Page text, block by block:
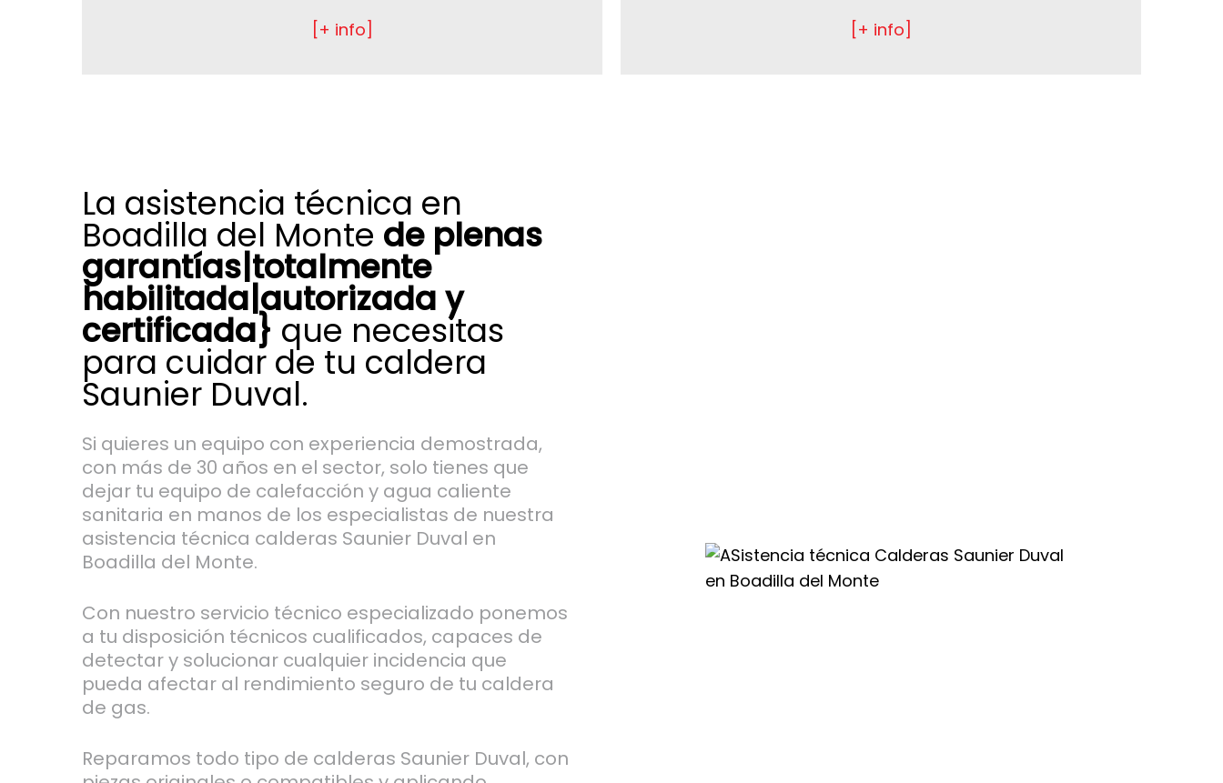
[+ info] [+ info]
La asistencia técnica en
Boadilla del Monte de plenas
garantías|totalmente
habilitada|autorizada y
certificada} que necesitas
para cuidar de tu caldera
Saunier Duval.
Si quieres un equipo con experiencia demostrada,
con más de 30 años en el sector, solo tienes que
dejar tu equipo de calefacción y agua caliente
sanitaria en manos de los especialistas de nuestra
asistencia técnica calderas Saunier Duval en
Boadilla del Monte.
Con nuestro servicio técnico especializado ponemos
a tu disposición técnicos cualificados, capaces de
detectar y solucionar cualquier incidencia que
pueda afectar al rendimiento seguro de tu caldera
de gas.
Reparamos todo tipo de calderas Saunier Duval, con